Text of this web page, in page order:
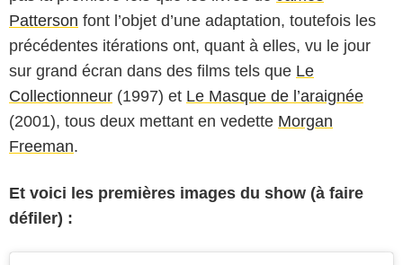
Patterson font l’objet d’une adaptation, toutefois les
précédentes itérations ont, quant à elles, vu le jour
sur grand écran dans des films tels que Le
Collectionneur (1997) et Le Masque de l’araignée
(2001), tous deux mettant en vedette Morgan
Freeman.
Et voici les premières images du show (à faire
défiler) :